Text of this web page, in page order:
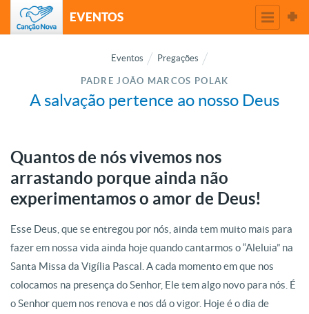
EVENTOS
Eventos Pregações
PADRE JOÃO MARCOS POLAK
A salvação pertence ao nosso Deus
Quantos de nós vivemos nos
arrastando porque ainda não
experimentamos o amor de Deus!
Esse Deus, que se entregou por nós, ainda tem muito mais para
fazer em nossa vida ainda hoje quando cantarmos o “Aleluia” na
Santa Missa da Vigília Pascal. A cada momento em que nos
colocamos na presença do Senhor, Ele tem algo novo para nós. É
o Senhor quem nos renova e nos dá o vigor. Hoje é o dia de